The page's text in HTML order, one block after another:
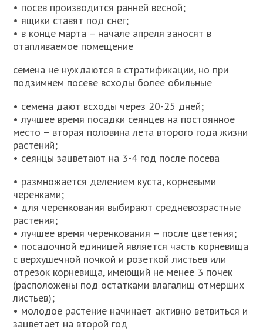
• посев производится ранней весной;
• ящики ставят под снег;
• в конце марта – начале апреля заносят в
отапливаемое помещение
семена не нуждаются в стратификации, но при
подзимнем посеве всходы более обильные
• семена дают всходы через 20-25 дней;
• лучшее время посадки сеянцев на постоянное
место – вторая половина лета второго года жизни
растений;
• сеянцы зацветают на 3-4 год после посева
• размножается делением куста, корневыми
черенками;
• для черенкования выбирают средневозрастные
растения;
• лучшее время черенкования – после цветения;
• посадочной единицей является часть корневища
с верхушечной почкой и розеткой листьев или
отрезок корневища, имеющий не менее 3 почек
(расположены под остатками влагалищ отмерших
листьев);
• молодое растение начинает активно ветвиться и
зацветает на второй год